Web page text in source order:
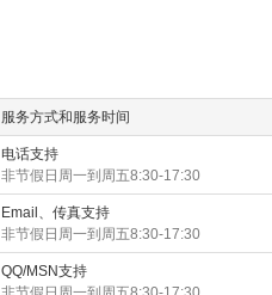
服务方式和服务时间
电话支持
非节假日周一到周五8:30-17:30
Email、传真支持
非节假日周一到周五8:30-17:30
QQ/MSN支持